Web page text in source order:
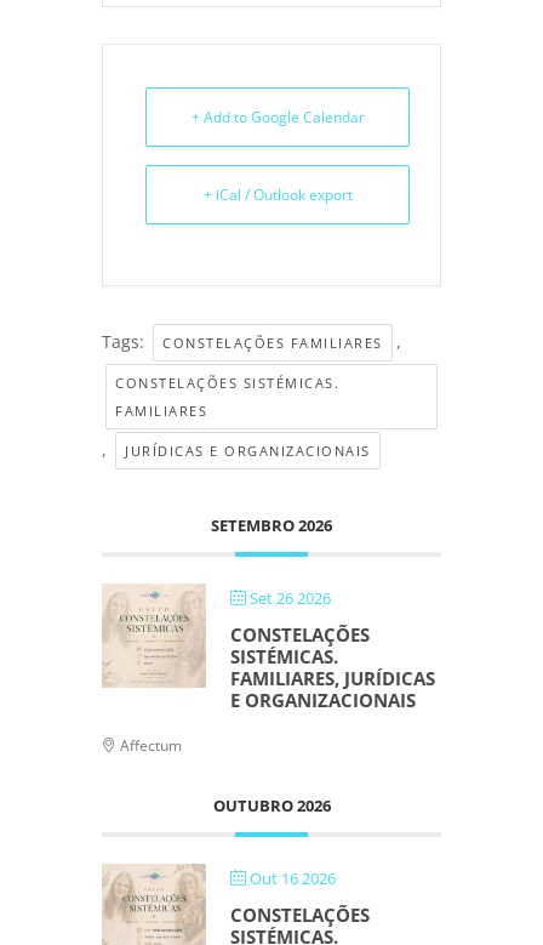
+ Add to Google Calendar
+ iCal / Outlook export
Tags: CONSTELAÇÕES FAMILIARES ,
CONSTELAÇÕES SISTÉMICAS.
FAMILIARES
, JURÍDICAS E ORGANIZACIONAIS
SETEMBRO 2026
Set 26 2026
CONSTELAÇÕES
SISTÉMICAS.
FAMILIARES, JURÍDICAS
E ORGANIZACIONAIS
Affectum
OUTUBRO 2026
Out 16 2026
CONSTELAÇÕES
SISTÉMICAS.